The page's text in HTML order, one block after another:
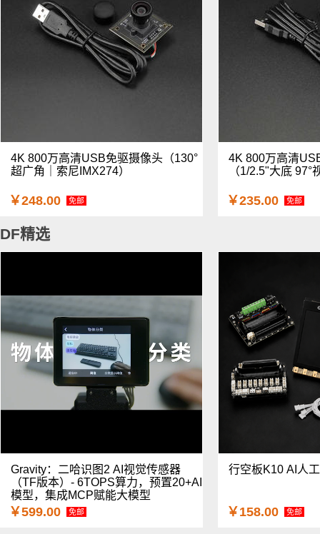
4K 800万高清USB免驱摄像头（130°
超广角｜索尼IMX274）
￥248.00 免邮
4K 800万高清
（1/2.5"大底
￥235.00 免邮
DF精选
Gravity：二哈识图2 AI视觉传感器
（TF版本）- 6TOPS算力，预置20+AI
模型，集成MCP赋能大模型
￥599.00 免邮
行空板K10 AI人
￥158.00 免邮